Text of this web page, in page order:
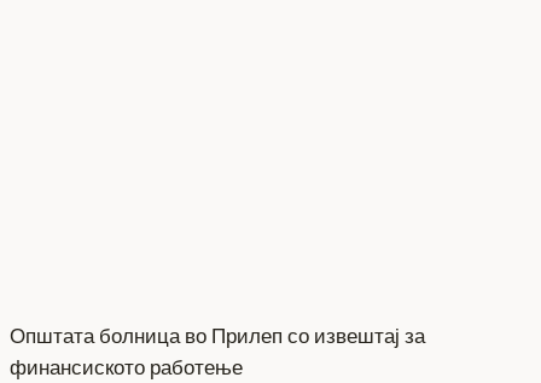
Општата болница во Прилеп со извештај за
финансиското работење